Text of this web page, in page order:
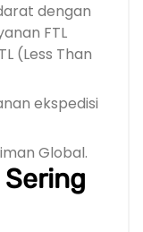
dengan
FTL
(Less Than
ekspedisi
Global.